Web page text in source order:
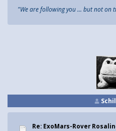
"We are following you ... but not on
Re: ExoMars-Rover